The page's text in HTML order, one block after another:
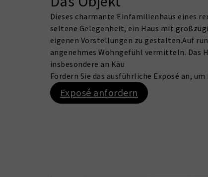
Dieses charmante Einfamilienhaus eines
seltene Gelegenheit, ein Haus mit
eigenen Vorstellungen zu gestalten.Auf
angenehmes Wohngefühl vermitteln. Das
insbesondere an Käu
Fordern Sie das ausführliche Exposé an,
Exposé anfordern